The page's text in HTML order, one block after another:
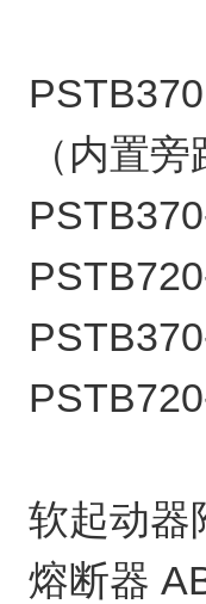
（内置
软起动器
熔断器